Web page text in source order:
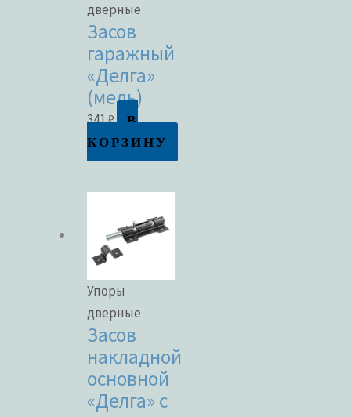
дверные
Засов
гаражный
«Делга»
(медь)
341₽
В
КОРЗИНУ
Упоры
дверные
Засов
накладной
основной
«Делга» с